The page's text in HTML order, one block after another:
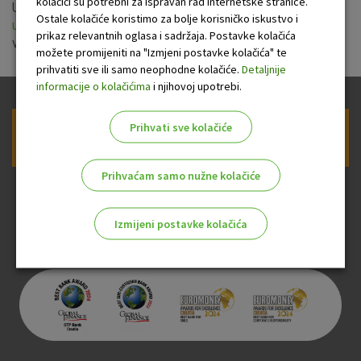
Uprava OTP banke usvojila je noveOpće uvjete pružanja
usluga platnog prometa za nepotrošačes primjenom od 07.
veljače 2022. godine.
Prijava na newsletter OTP banke
Ostale kolačiće koristimo za bolje korisničko iskustvo i
prikaz relevantnih oglasa i sadržaja. Postavke kolačića
možete promijeniti na "Izmjeni postavke kolačića" te
prihvatiti sve ili samo neophodne kolačiće. Detaljnije
informacije o kolačićima i njihovoj upotrebi.
Prihvati sve kolačiće
Prihvaćam samo nužne kolačiće
Izmijeni postavke kolačića